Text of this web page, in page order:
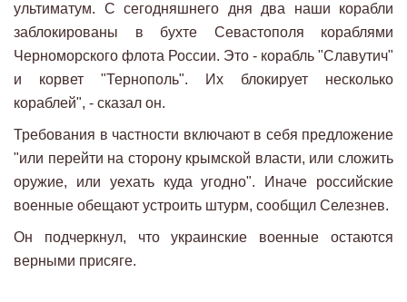
ультиматум. С сегодняшнего дня два наши корабли
заблокированы в бухте Севастополя кораблями
Черноморского флота России. Это - корабль "Славутич"
и корвет "Тернополь". Их блокирует несколько
кораблей", - сказал он.
Требования в частности включают в себя предложение
"или перейти на сторону крымской власти, или сложить
оружие, или уехать куда угодно". Иначе российские
военные обещают устроить штурм, сообщил Селезнев.
Он подчеркнул, что украинские военные остаются
верными присяге.